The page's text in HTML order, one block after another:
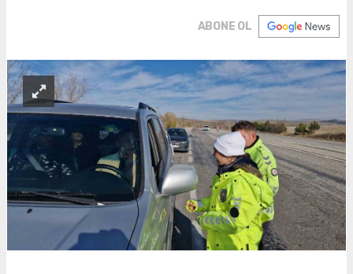
ABONE OL